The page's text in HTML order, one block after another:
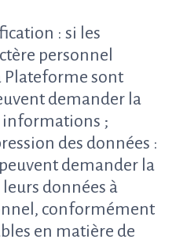
: si les
personnel
Plateforme sont
demander la
informations ;
des données :
demander la
données à
conformément
en matière de